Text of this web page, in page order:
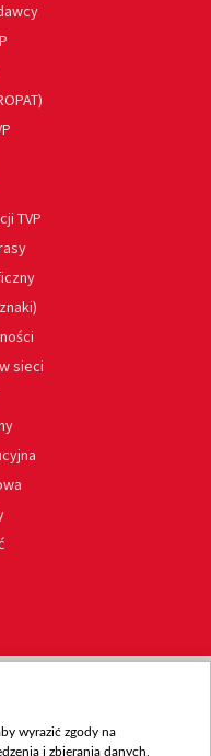
TVP
sieci
wyrazić zgody na
i zbierania danych,